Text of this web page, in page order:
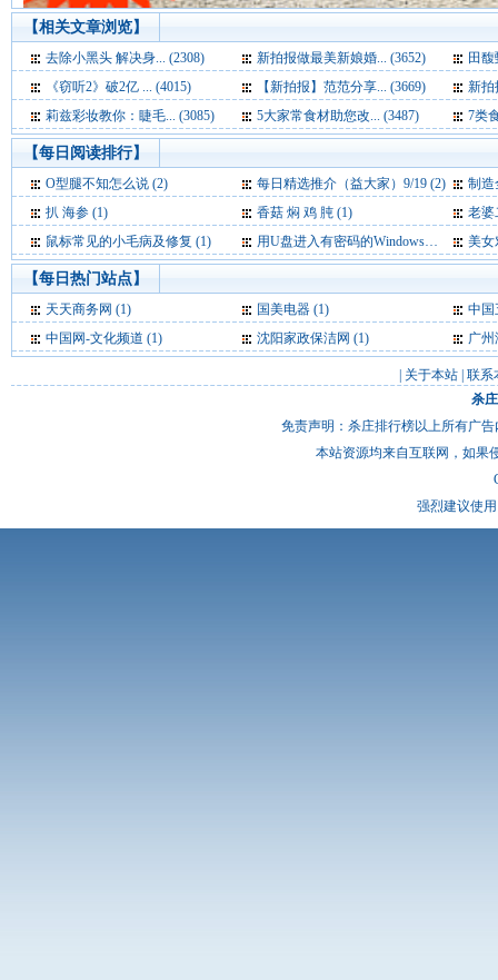
【相关文章浏览】
去除小黑头 解决身... (2308) 新拍报做最美新娘婚... (3652)
田
《窃听2》破2亿 ... (4015)
【新拍报】范范分享... (3669)
新拍
莉兹彩妆教你：睫毛... (3085)
5大家常食材助您改... (3487) 7类
【每日阅读排行】
O型腿不知怎么说 (2) 每日精选推介（益大家）9/19 (2)
制造
扒 海参 (1)
香菇 焖 鸡 肫 (1)
老婆
鼠标常见的小毛病及修复 (1)
用U盘进入有密码的Windows操作系统 (1) 美女
【每日热门站点】
天天商务网 (1) 国美电器 (1)
中国
中国网-文化频道 (1) 沈阳家政保洁网 (1) 广
关于本站 联系
杀
免责声明：杀庄排行榜以上所有广
本站资源均来自互联网，如果
强烈建议使